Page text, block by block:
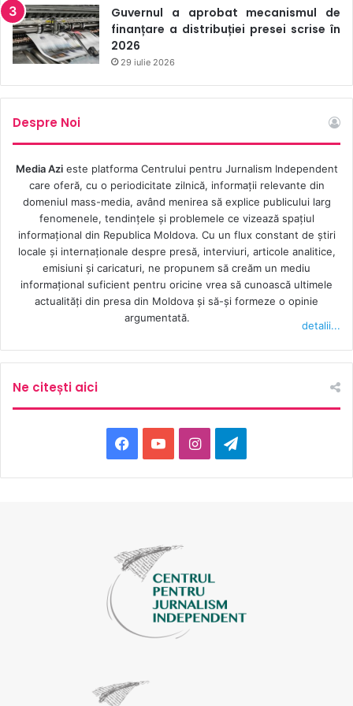
actuale.
Organizațiile sociale și organizațiile internaționale se arată
îngrijorate că valul de agresiuni început pe 13 iunie ar
putea duce la o criză a drepturilor omului pentru cetățeni,
informați corespunzător. „Statul nu a pregătit suficiente
acțiuni pentru a asigura munca presei. La asta de adaugă
discursurile periculoase ale liderilor indigeni care într-o zi
cer respect pentru presă, iar în următoarea acuză mass-
media că a semănat ură și violență, ceea ce duce la
crearea unui mediu neprietenos pentru libertatea de
exprimare, presă și accesul la informație”, potrivit Red
Voces del Sur.
Guvernul a aprobat mecanismul de
finanțare a distribuției presei scrise în
2026
29 iulie 2026
Despre Noi
Media Azieste platforma Centrului pentru Jurnalism Independent
care oferă, cu o periodicitate zilnică, informații relevante din
domeniul mass-media, având menirea să explice publicului larg
fenomenele, tendințele și problemele ce vizează spațiul
informațional din Republica Moldova. Cu un flux constant de ştiri
locale şi internaţionale despre presă, interviuri, articole analitice,
emisiuni și caricaturi, ne propunem să creăm un mediu
informaţional suficient pentru oricine vrea să cunoască ultimele
actualităţi din presa din Moldova şi să-şi formeze o opinie
argumentată.
detalii...
Ne citești aici
Facebook
YouTubeInstagramTelegram